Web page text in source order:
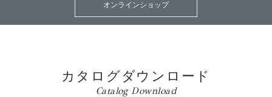
オンラインショップ
カタログダウンロード
Catalog Download